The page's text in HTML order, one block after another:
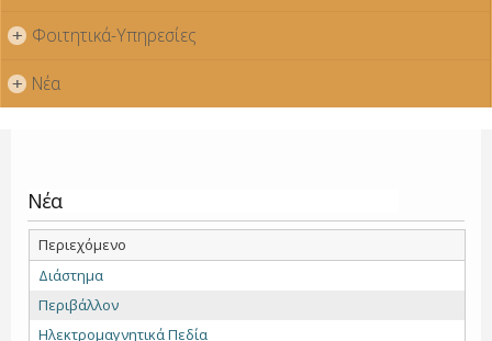
+ Φοιτητικά-Υπηρεσίες
+ Νέα
Νέα
Περιεχόμενο
Διάστημα
Περιβάλλον
Ηλεκτρομαγνητικά Πεδία